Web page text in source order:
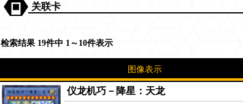
关联卡
检索结果 19件中 1～10件表示
图像表示
仪龙机巧－降星：天龙